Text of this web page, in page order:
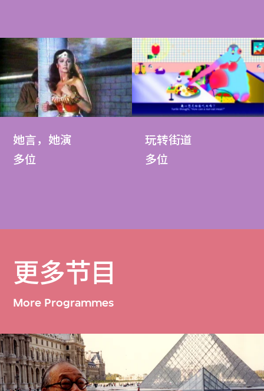
她言，她演
多位
玩转街道
多位
更多节目
More Programmes